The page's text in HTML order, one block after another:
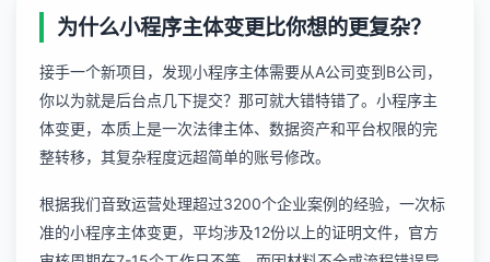
为什么小程序主体变更比你想的更复杂？
接手一个新项目，发现小程序主体需要从A公司变到B公司，
你以为就是后台点几下提交？那可就大错特错了。小程序主
体变更，本质上是一次法律主体、数据资产和平台权限的完
整转移，其复杂程度远超简单的账号修改。
根据我们音致运营处理超过3200个企业案例的经验，一次标
准的小程序主体变更，平均涉及12份以上的证明文件，官方